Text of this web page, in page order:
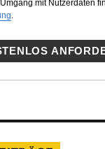
mit Nutzerdaten
.